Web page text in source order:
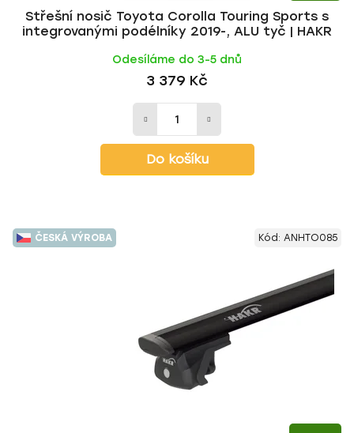
Střešní nosič Toyota Corolla Touring Sports s
integrovanými podélníky 2019-, ALU tyč | HAKR
Odesíláme do 3-5 dnů
3 379 Kč
Do košíku
ČESKÁ VÝROBA Kód: ANHTO085